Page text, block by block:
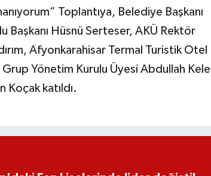
Toplantıya, Belediye Başkanı
Başkanı Hüsnü Serteser, AKÜ Rektör
Afyonkarahisar Termal Turistik Otel
Yönetim Kurulu Üyesi Abdullah
katıldı.